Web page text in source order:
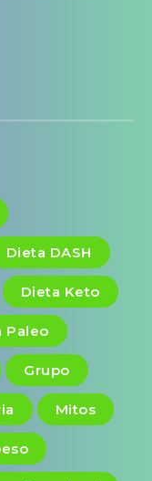
Dieta DASH
Dieta Keto
Paleo
Grupo
Mitos